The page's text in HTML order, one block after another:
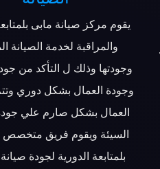
يقوم مركز صيانة مابى
والمراقبة لخدمة الصيانة
وجودتها وذلك ل التأكد من
وجودة العمال بشكل دوري
العمال بشكل صارم علي
السيئة ويقوم فريق
بلمتابعة الدورية لجودة